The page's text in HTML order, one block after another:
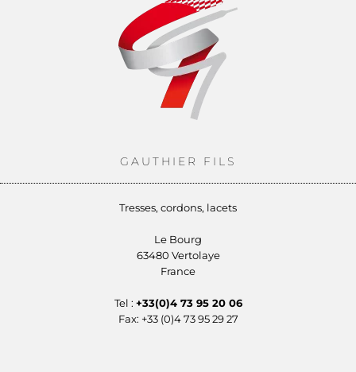
GAUTHIER FILS
Tresses, cordons, lacets
Le Bourg
63480 Vertolaye
France
Tel : +33(0)4 73 95 20 06
Fax: +33 (0)4 73 95 29 27